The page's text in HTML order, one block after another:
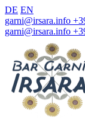
DE EN
garni@irsara.info
garni@irsara.info